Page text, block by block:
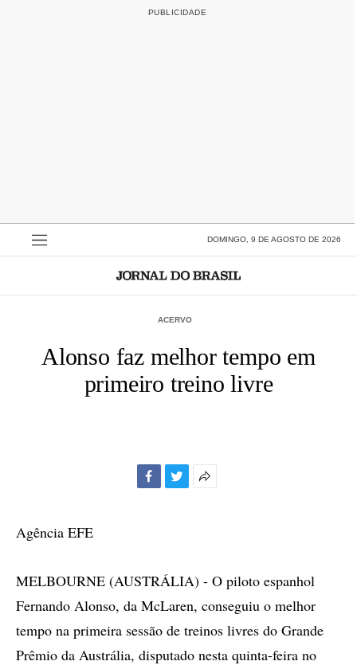
DOMINGO, 9 DE AGOSTO DE 2026
ACERVO
Alonso faz melhor tempo em
primeiro treino livre
Agência EFE
MELBOURNE (AUSTRÁLIA) - O piloto espanhol
Fernando Alonso, da McLaren, conseguiu o melhor
tempo na primeira sessão de treinos livres do Grande
Prêmio da Austrália, disputado nesta quinta-feira no